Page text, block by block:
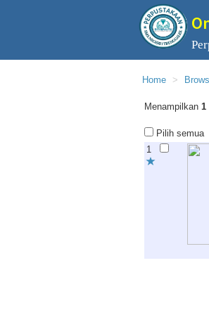
Home
Menampilkan 1
Pilih
1